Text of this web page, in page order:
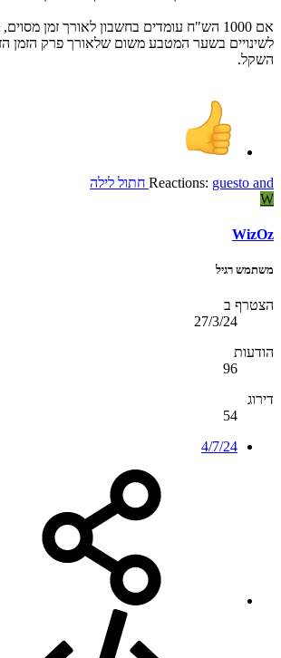
אם 1000 הש"ח עומדים בחשבון לאורך זמן
לשינויים בשער המטבע משום שלאורך פרק הזמן
השקל.
Reactions: guesto and
חתול לילה
W
WizOz
משתמש רגיל
הצטרף ב
27/3/24
הודעות
96
דירוג
54
4/7/24